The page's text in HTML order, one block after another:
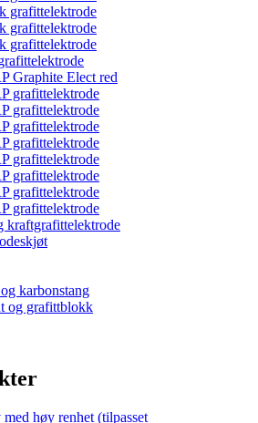
grafittelektrode
grafittelektrode
grafittelektrode
Graphite Elect red
grafittelektrode
grafittelektrode
grafittelektrode
grafittelektrode
grafittelektrode
grafittelektrode
grafittelektrode
grafittelektrode
kraftgrafittelektrode
karbonstang
og grafittblokk